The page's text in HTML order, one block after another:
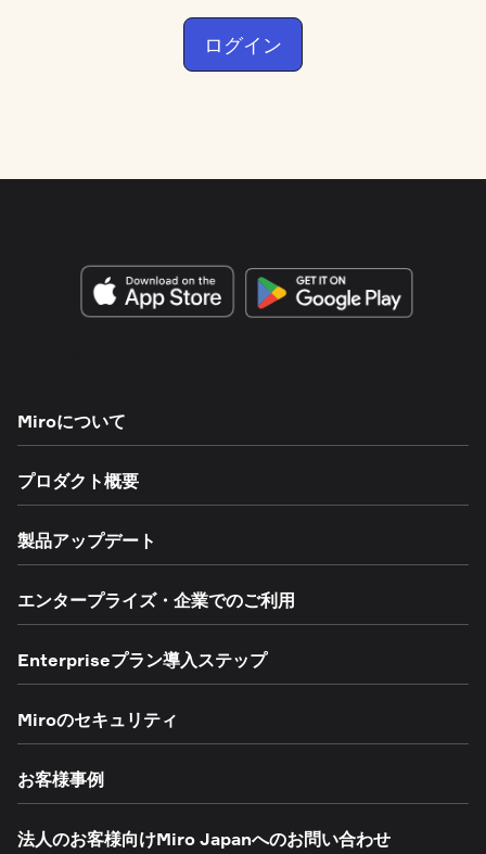
ログイン
Miroについて
プロダクト概要
製品アップデート
エンタープライズ・企業でのご利用
Enterpriseプラン導入ステップ
Miroのセキュリティ
お客様事例
法人のお客様向けMiro Japanへのお問い合わせ